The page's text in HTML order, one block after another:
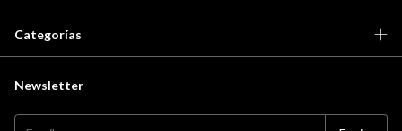
Categorías
Newsletter